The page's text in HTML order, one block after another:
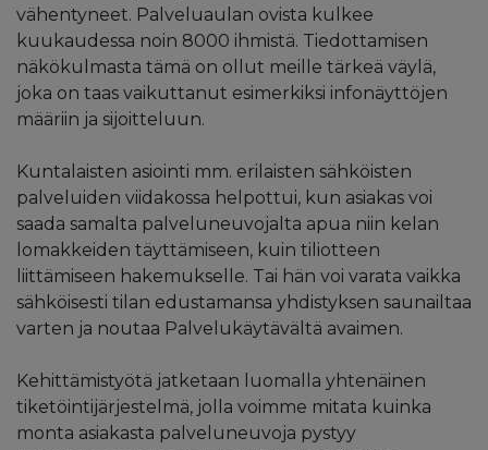
vähentyneet. Palveluaulan ovista kulkee
kuukaudessa noin 8000 ihmistä. Tiedottamisen
näkökulmasta tämä on ollut meille tärkeä väylä,
joka on taas vaikuttanut esimerkiksi infonäyttöjen
määriin ja sijoitteluun.
Kuntalaisten asiointi mm. erilaisten sähköisten
palveluiden viidakossa helpottui, kun asiakas voi
saada samalta palveluneuvojalta apua niin kelan
lomakkeiden täyttämiseen, kuin tiliotteen
liittämiseen hakemukselle. Tai hän voi varata vaikka
sähköisesti tilan edustamansa yhdistyksen saunailtaa
varten ja noutaa Palvelukäytävältä avaimen.
Kehittämistyötä jatketaan luomalla yhtenäinen
tiketöintijärjestelmä, jolla voimme mitata kuinka
monta asiakasta palveluneuvoja pystyy